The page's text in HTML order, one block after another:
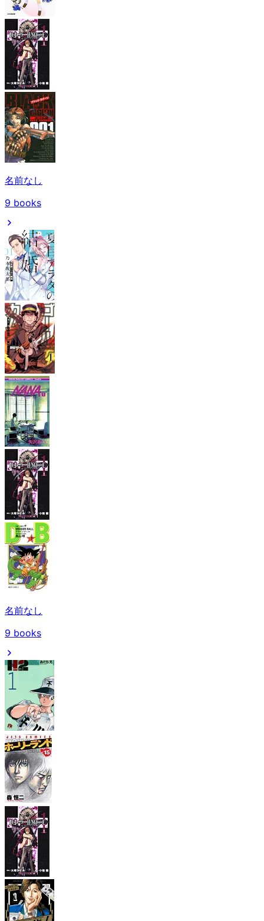
名前なし
9 books
名前なし
9 books